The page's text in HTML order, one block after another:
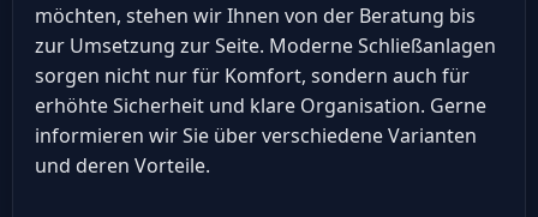
möchten, stehen wir Ihnen von der Beratung bis
zur Umsetzung zur Seite. Moderne Schließanlagen
sorgen nicht nur für Komfort, sondern auch für
erhöhte Sicherheit und klare Organisation. Gerne
informieren wir Sie über verschiedene Varianten
und deren Vorteile.